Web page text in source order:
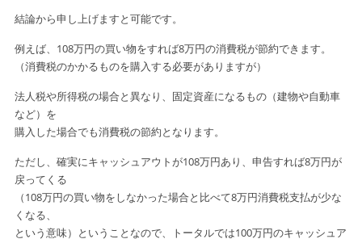
結論から申し上げますと可能です。
例えば、108万円の買い物をすれば8万円の消費税が節約できます。
（消費税のかかるものを購入する必要がありますが）
法人税や所得税の場合と異なり、固定資産になるもの（建物や自動車
など）を
購入した場合でも消費税の節約となります。
ただし、確実にキャッシュアウトが108万円あり、申告すれば8万円が
戻ってくる
（108万円の買い物をしなかった場合と比べて8万円消費税支払が少な
くなる、
という意味）ということなので、トータルでは100万円のキャッシュア